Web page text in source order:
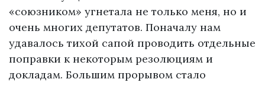
«союзником» угнетала не только меня, но и
очень многих депутатов. Поначалу нам
удавалось тихой сапой проводить отдельные
поправки к некоторым резолюциям и
докладам. Большим прорывом стало